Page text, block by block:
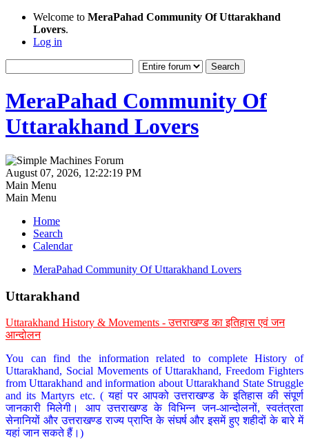
Welcome to MeraPahad Community Of Uttarakhand
Lovers.
Log in
MeraPahad Community Of
Uttarakhand Lovers
August 07, 2026, 12:22:19 PM
Main Menu
Main Menu
Home
Search
Calendar
MeraPahad Community Of Uttarakhand Lovers
Uttarakhand
Uttarakhand History & Movements - उत्तराखण्ड का इतिहास एवं जन
आन्दोलन
You can find the information related to complete History of
Uttarakhand, Social Movements of Uttarakhand, Freedom Fighters
from Uttarakhand and information about Uttarakhand State Struggle
and its Martyrs etc. ( यहां पर आपको उत्तराखण्ड के इतिहास की संपूर्ण
जानकारी मिलेगी। आप उत्तराखण्ड के विभिन्न जन-आन्दोलनों, स्वतंत्रता
सेनानियों और उत्तराखण्ड राज्य प्राप्ति के संघर्ष और इसमें हुए शहीदों के बारे में
यहां जान सकते हैं।)